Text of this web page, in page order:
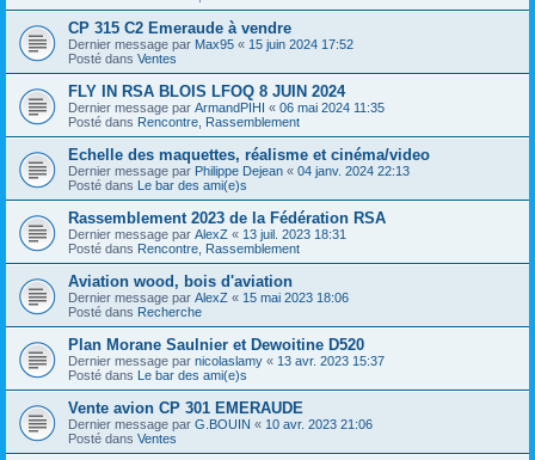
CP 315 C2 Emeraude à vendre
Dernier message par Max95 « 15 juin 2024 17:52
Posté dans Ventes
FLY IN RSA BLOIS LFOQ 8 JUIN 2024
Dernier message par ArmandPIHI « 06 mai 2024 11:35
Posté dans Rencontre, Rassemblement
Echelle des maquettes, réalisme et cinéma/video
Dernier message par Philippe Dejean « 04 janv. 2024 22:13
Posté dans Le bar des ami(e)s
Rassemblement 2023 de la Fédération RSA
Dernier message par AlexZ « 13 juil. 2023 18:31
Posté dans Rencontre, Rassemblement
Aviation wood, bois d'aviation
Dernier message par AlexZ « 15 mai 2023 18:06
Posté dans Recherche
Plan Morane Saulnier et Dewoitine D520
Dernier message par nicolaslamy « 13 avr. 2023 15:37
Posté dans Le bar des ami(e)s
Vente avion CP 301 EMERAUDE
Dernier message par G.BOUIN « 10 avr. 2023 21:06
Posté dans Ventes